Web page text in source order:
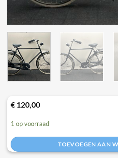
€ 120,00
1 op voorraad
TOEVOEGEN AAN